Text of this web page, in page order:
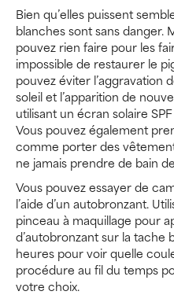
Bien qu’elles puissent
blanches sont sans danger.
pouvez rien faire pour les
impossible de restaurer le
pouvez éviter l’aggravation
soleil et l’apparition de
utilisant un écran solaire
Vous pouvez également
comme porter des
ne jamais prendre de bain
Vous pouvez essayer de
l’aide d’un autobronzant.
pinceau à maquillage pour
d’autobronzant sur la tache
heures pour voir quelle
procédure au fil du temps
votre choix.